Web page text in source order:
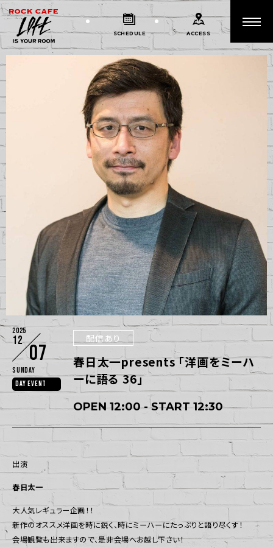
SCHEDULE ACCESS
2025
12
07
Sunday
DAY EVENT
配信あり
春日太一presents 「洋画をミーハ
ーに語る 36」
OPEN 12:00 - START 12:30
出演
春日太一
大人気レギュラー企画！！
新作のオススメ洋画を時に鋭く、時にミーハーにたっぷりと語り尽くす！
会場観覧も出来ますので、是非会場へお越し下さい！